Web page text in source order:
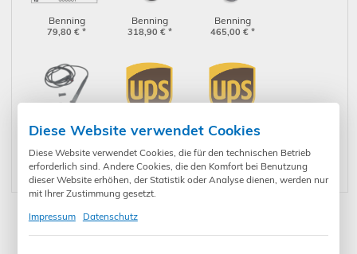
Benning
Barcodeetiketten
79,80 € *
Benning
Barcodescanner
318,90 € *
Benning
Barcodescanner
465,00 € *
Benning
Messleitung IT
101 schwarz
(10017314)
Expresszustellung
per UPS nächster
Werktag
Expresszustellung
per UPS bis 12
Uhr
* Preise inkl. gesetzl. Mehrwertsteuer zzgl. Versandkosten und ggf.
Diese Website verwendet Cookies
Diese Website verwendet Cookies, die für den technischen Betrieb
erforderlich sind. Andere Cookies, die den Komfort bei Benutzung
dieser Website erhöhen, der Statistik oder Analyse dienen, werden nur
mit Ihrer Zustimmung gesetzt.
Impressum
Datenschutz